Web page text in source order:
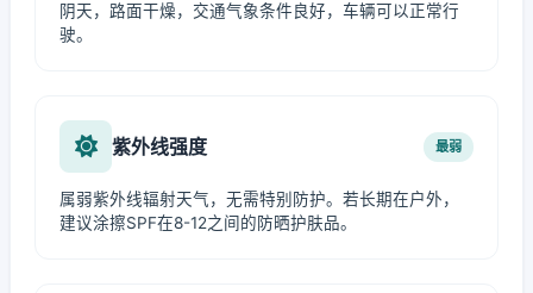
阴天，路面干燥，交通气象条件良好，车辆可以正常行
驶。
紫外线强度 最弱
属弱紫外线辐射天气，无需特别防护。若长期在户外，
建议涂擦SPF在8-12之间的防晒护肤品。